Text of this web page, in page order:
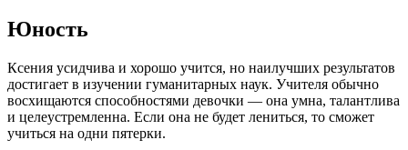
Юность
Ксения усидчива и хорошо учится, но наилучших результатов
достигает в изучении гуманитарных наук. Учителя обычно
восхищаются способностями девочки — она умна, талантлива
и целеустремленна. Если она не будет лениться, то сможет
учиться на одни пятерки.